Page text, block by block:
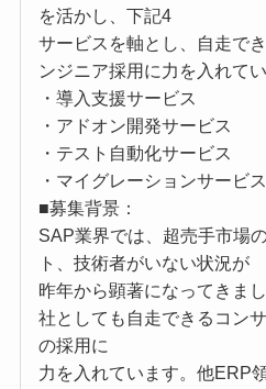
を活かし、下記4
サービスを軸とし、自走で
ンジニア採用に力を入れてい
・導入支援サービス
・アドオン開発サービス
・テスト自動化サービス
・マイグレーションサービス
■募集背景：
SAP業界では、超売手市場
ト、技術者がいない状況が
昨年から顕著になってきま
社としても自走できるコン
の採用に
力を入れています。他ERP